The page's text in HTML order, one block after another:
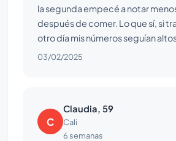
la segunda empecé a notar
después de comer. Lo que sí, si
otro día mis números seguían
03/02/2025
C
Claudia, 59
Cali
6 semanas